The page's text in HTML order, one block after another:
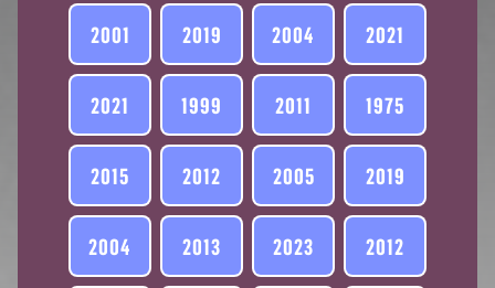
2001 2019 2004 2021
2021 1999 2011 1975
2015 2012 2005 2019
2004 2013 2023 2012